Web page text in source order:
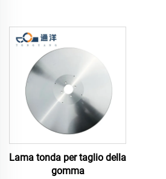
Lama tonda per taglio della
gomma